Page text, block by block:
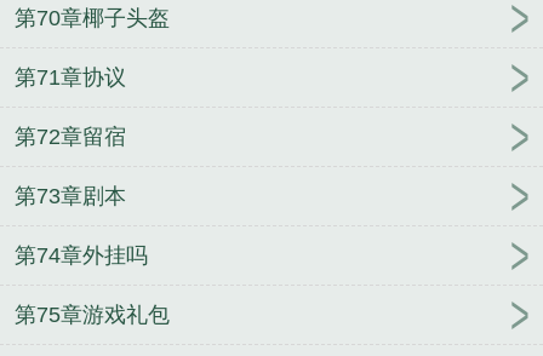
第70章椰子头盔
第71章协议
第72章留宿
第73章剧本
第74章外挂吗
第75章游戏礼包